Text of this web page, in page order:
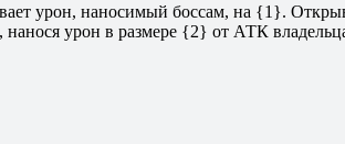
урон, наносимый боссам, на {1}.
урон в размере {2} от АТК